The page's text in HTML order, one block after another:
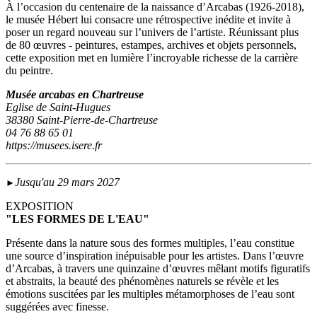
À l’occasion du centenaire de la naissance d’Arcabas (1926-2018),
le musée Hébert lui consacre une rétrospective inédite et invite à
poser un regard nouveau sur l’univers de l’artiste. Réunissant plus
de 80 œuvres - peintures, estampes, archives et objets personnels,
cette exposition met en lumière l’incroyable richesse de la carrière
du peintre.
Musée arcabas en Chartreuse
Eglise de Saint-Hugues
38380 Saint-Pierre-de-Chartreuse
04 76 88 65 01
https://musees.isere.fr
► Jusqu'au 29 mars 2027
EXPOSITION
"LES FORMES DE L'EAU"
Présente dans la nature sous des formes multiples, l’eau constitue
une source d’inspiration inépuisable pour les artistes. Dans l’œuvre
d’Arcabas, à travers une quinzaine d’œuvres mêlant motifs figuratifs
et abstraits, la beauté des phénomènes naturels se révèle et les
émotions suscitées par les multiples métamorphoses de l’eau sont
suggérées avec finesse.